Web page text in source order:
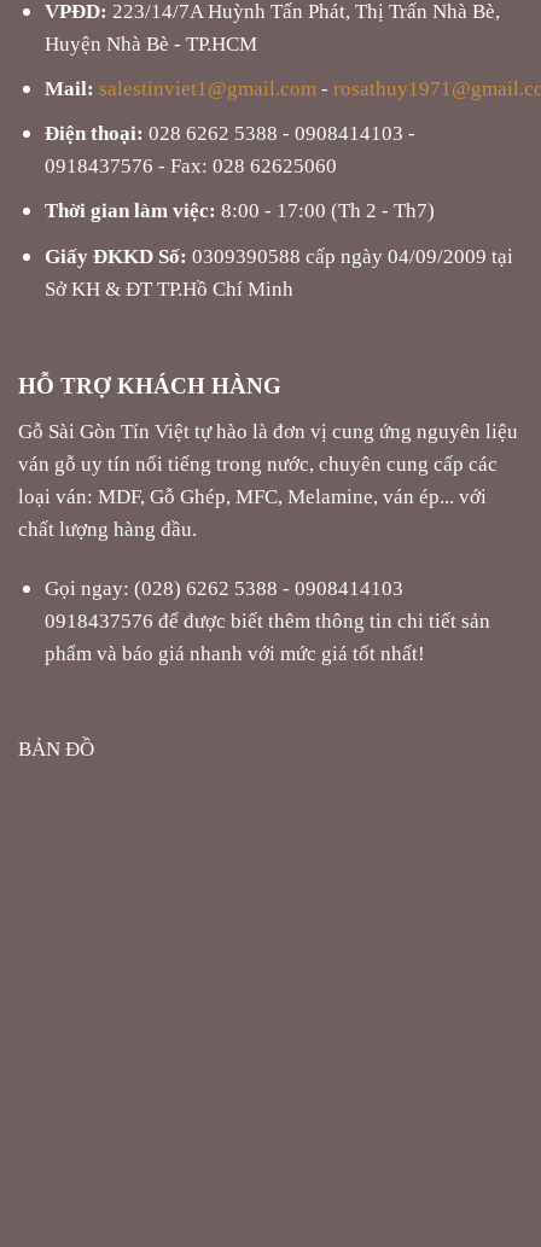
VPĐD: 223/14/7A Huỳnh Tấn Phát, Thị Trấn Nhà Bè,
Huyện Nhà Bè - TP.HCM
Mail: salestinviet1@gmail.com -
Điện thoại: 028 6262 5388 - 0908414103 -
0918437576 - Fax: 028 62625060
Thời gian làm việc: 8:00 - 17:00 (Th 2 - Th7)
Giấy ĐKKD Số: 0309390588 cấp ngày 04/09/2009 tại
Sở KH & ĐT TP.Hồ Chí Minh
HỖ TRỢ KHÁCH HÀNG
Gỗ Sài Gòn Tín Việt tự hào là đơn vị cung ứng nguyên liệu
ván gỗ uy tín nổi tiếng trong nước, chuyên cung cấp các
loại ván: MDF, Gỗ Ghép, MFC, Melamine, ván ép... với
chất lượng hàng đầu.
Gọi ngay: (028) 6262 5388 - 0908414103
0918437576 để được biết thêm thông tin chi tiết sản
phẩm và báo giá nhanh với mức giá tốt nhất!
BẢN ĐỒ